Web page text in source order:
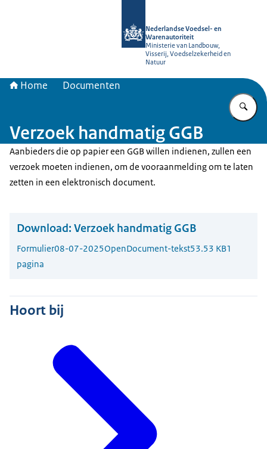
Nederlandse Voedsel- en
Warenautoriteit
Ministerie van Landbouw,
Visserij, Voedselzekerheid en
Natuur
Home Documenten
Verzoek handmatig GGB
Aanbieders die op papier een GGB willen indienen, zullen een
verzoek moeten indienen, om de vooraanmelding om te laten
zetten in een elektronisch document.
Download: Verzoek handmatig GGB
Formulier08-07-2025OpenDocument-tekst53.53 KB1
pagina
Hoort bij